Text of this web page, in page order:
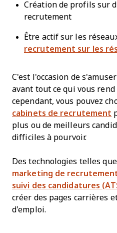
Création de profils sur
recrutement
Être actif sur les
recrutement sur les
C'est l'occasion de
avant tout ce qui vous
cependant, vous pouvez
cabinets de recrutement
plus ou de meilleurs
difficiles à pourvoir.
Des technologies telles
marketing de
suivi des candidatures
créer des pages carrières
d'emploi.